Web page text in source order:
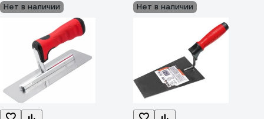
Нет в наличии Нет в наличии